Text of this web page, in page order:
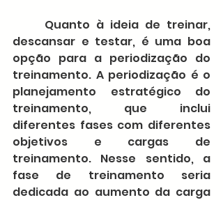
descansar e testar, é uma boa
opção para a periodização do
treinamento. A periodização é o
planejamento estratégico do
treinamento, que inclui
diferentes fases com diferentes
objetivos e cargas de
treinamento. Nesse sentido, a
fase de treinamento seria
dedicada ao aumento da carga